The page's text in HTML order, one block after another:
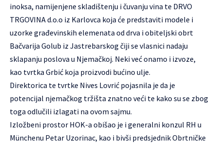
inoksa, namijenjene skladištenju i čuvanju vina te DRVO
TRGOVINA d.o.o iz Karlovca koja će predstaviti modele i
uzorke građevinskih elemenata od drva i obiteljski obrt
Bačvarija Golub iz Jastrebarskog čiji se vlasnici nadaju
sklapanju poslova u Njemačkoj. Neki već onamo i izvoze,
kao tvrtka Grbić koja proizvodi bućino ulje.
Direktorica te tvrtke Nives Lovrić pojasnila je da je
potencijal njemačkog tržišta znatno veći te kako su se zbog
toga odlučili izlagati na ovom sajmu.
Izložbeni prostor HOK-a obišao je i generalni konzul RH u
Münchenu Petar Uzorinac, kao i bivši predsjednik Obrtničke